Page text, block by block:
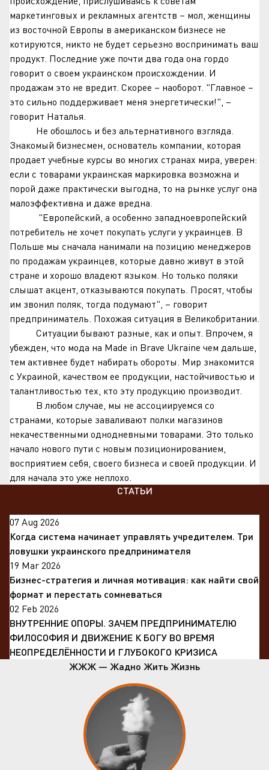
маркетинговых и рекламных агентств – мол, женщины
из восточной Европы в американском бизнесе не
котируются, никто не будет серьезно воспринимать ваш
продукт. Последние уже почти два года она гордо
говорит о своем украинском происхождении. И
продажам это не вредит. Скорее – наоборот. "Главное –
это сильно поддерживает меня энергетически!", –
говорит Наталья.
Не обошлось и без альтернативного взгляда.
Знакомый бизнесмен, основатель компании, которая
продает учебные курсы во многих странах мира, уверен:
если с товарами украинская маркировка возможна и
порой даже практически выгодна, то на рынке услуг она
малоэффективна и даже вредна.
"Европейский, а особенно западноевропейский
потребитель не хочет покупать услуги у украинцев. В
Польше мы сначала нанимали на позицию менеджеров
по продажам украинцев, которые давно живут в этой
стране и хорошо владеют языком. Но только поляки
слышат акцент, отказываются покупать. Просят, чтобы
им звонил поляк, тогда подумают", – говорит
предприниматель. Похожая ситуация в Великобритании.
Ситуации бывают разные, как и опыт. Впрочем, я
убежден, что мода на Made in Brave Ukraine чем дальше,
тем активнее будет набирать обороты. Мир знакомится
с Украиной, качеством ее продукции, настойчивостью и
талантливостью тех, кто эту продукцию производит.
В любом случае, мы не ассоциируемся со
странами, которые заваливают полки магазинов
некачественными однодневными товарами. Это только
начало нового пути с новым позиционированием,
восприятием себя, своего бизнеса и своей продукции. И
для начала это уже неплохо.
СТАТЬИ
07 Aug 2026
Когда система начинает управлять учредителем. Три
ловушки украинского предпринимателя
19 Mar 2026
Бизнес-стратегия и личная мотивация: как найти свой
формат и перестать сомневаться
02 Feb 2026
ВНУТРЕННИЕ ОПОРЫ. ЗАЧЕМ ПРЕДПРИНИМАТЕЛЮ
ФИЛОСОФИЯ И ДВИЖЕНИЕ К БОГУ ВО ВРЕМЯ
НЕОПРЕДЕЛЁННОСТИ И ГЛУБОКОГО КРИЗИСА
ЖЖЖ — Жадно Жить Жизнь